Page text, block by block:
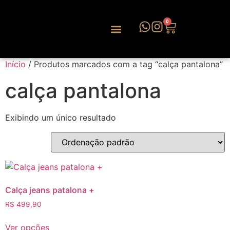
0
Início / Produtos marcados com a tag “calça pantalona”
calça pantalona
Exibindo um único resultado
Calça jeans patalona +
R$ 499,90
Ver opções